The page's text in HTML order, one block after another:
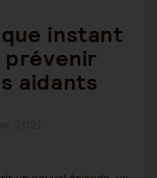
instant
prévenir
aidants